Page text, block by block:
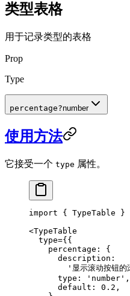
类型表格
用于记录类型的表格
Prop
Type
percentage?number
使用方法
它接受一个 type 属性。
import { TypeTable }
<TypeTable
  type
={{
    percentage: {
      description:
'显示滚动按钮的
      type:
'number' ,
      default:
0.2 ,